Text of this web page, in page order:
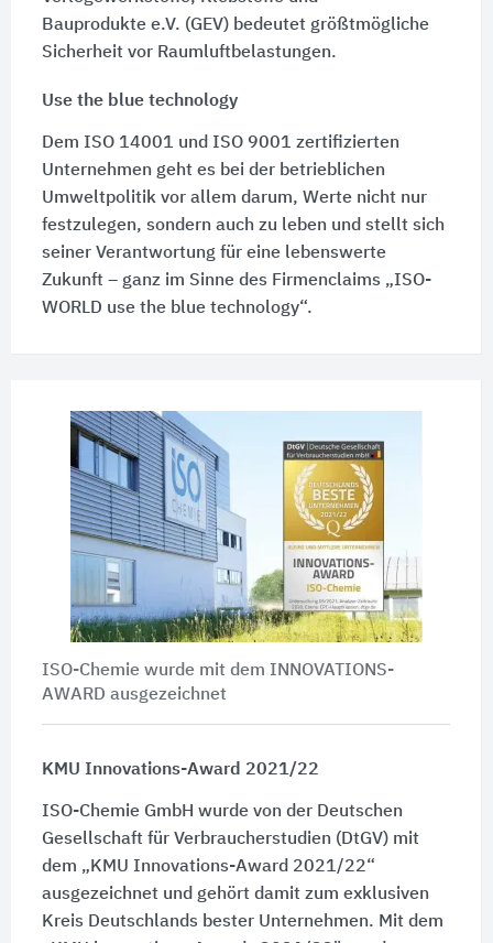
Bauprodukte e.V. (GEV)bedeutet größtmögliche
Sicherheit vor Raumluftbelastungen.
Use the blue technology
Dem ISO 14001 und ISO 9001 zertifizierten
Unternehmen geht es bei der betrieblichen
Umweltpolitik vor allem darum, Werte nicht nur
festzulegen, sondern auch zu leben und stellt sich
seiner Verantwortung für eine lebenswerte
Zukunft – ganz im Sinne des Firmenclaims „ISO-
WORLD use the blue technology“.
ISO-Chemie wurde mit dem INNOVATIONS-
AWARD ausgezeichnet
KMU Innovations-Award 2021/22
ISO-Chemie GmbH wurde von der Deutschen
Gesellschaft für Verbraucherstudien (DtGV) mit
dem „KMU Innovations-Award 2021/22“
ausgezeichnet und gehört damit zum exklusiven
Kreis Deutschlands bester Unternehmen. Mit dem